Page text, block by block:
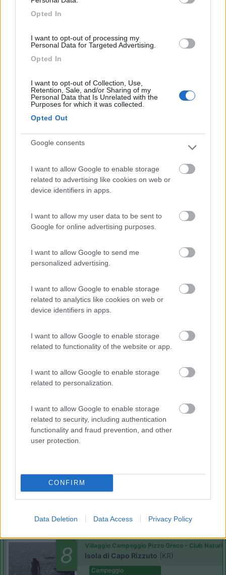
Opted In
I want to opt-out of processing my
Personal Data for Targeted Advertising.
Opted In
I want to opt-out of Collection, Use,
Retention, Sale, and/or Sharing of my
Personal Data that Is Unrelated with the
Purposes for which it was collected.
Opted Out
Google consents
I want to allow Google to enable storage
related to advertising like cookies on web or
device identifiers in apps.
I want to allow my user data to be sent to
Google for online advertising purposes.
I want to allow Google to send me
personalized advertising.
I want to allow Google to enable storage
related to analytics like cookies on web or
device identifiers in apps.
I want to allow Google to enable storage
related to functionality of the website or app.
I want to allow Google to enable storage
related to personalization.
I want to allow Google to enable storage
related to security, including authentication
functionality and fraud prevention, and other
user protection.
CONFIRM
Data Deletion Data Access Privacy Policy
Sul mare, molto bello. Gestori cortesi e simpatici,
Accoglienza Posizione Prezzo
Gestione gentile, posto bello e tranquillo. Assurdo
però far pagare le docce fredde
Accoglienza Caratteristiche
verzillo 24/07/2011 9:48
Docce fredde con gettone... bellissima la spiaggia,
servizi scadenti rispetto al prezzo (€ 25/gg)
Posizione Prezzo Pulizia Servizi
8 Villaggio Camping Marinella
8 Villaggio Campeggio Pizzo Greco - Club
Isola di Capo Rizzuto (KR)
Campeggio